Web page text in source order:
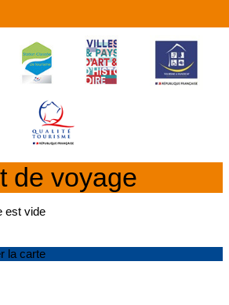
de voyage
est vide
la carte